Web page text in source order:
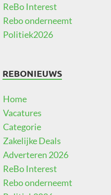
ReBo Interest
Rebo onderneemt
Politiek2026
REBONIEUWS
Home
Vacatures
Categorie
Zakelijke Deals
Adverteren 2026
ReBo Interest
Rebo onderneemt